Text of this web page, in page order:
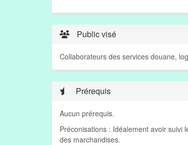
Public visé
Collaborateurs des services douane,
Prérequis
Aucun prérequis.
Préconisations : Idéalement avoir suivi
des marchandises.